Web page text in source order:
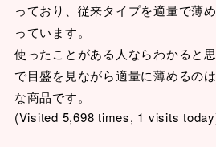
っており、従来タイプを適量で薄
っています。
使ったことがある人ならわかると
で目盛を見ながら適量に薄めるの
な商品です。
(Visited 5,698 times, 1 visits